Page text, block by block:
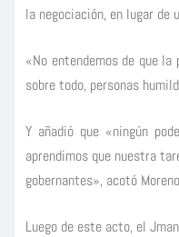
la negociación, en lugar
«No entendemos de que
sobre todo, personas
Y añadió que «ningún
aprendimos que nuestra
gobernantes», acotó
Luego de este acto, el